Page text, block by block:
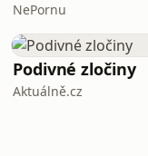
NePornu
Podivné zločiny
Aktuálně.cz